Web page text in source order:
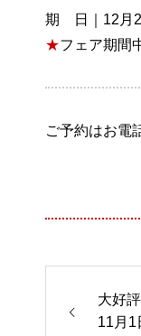
期 日｜12月
★フェア期間
ご予約はお電
大好
11月1